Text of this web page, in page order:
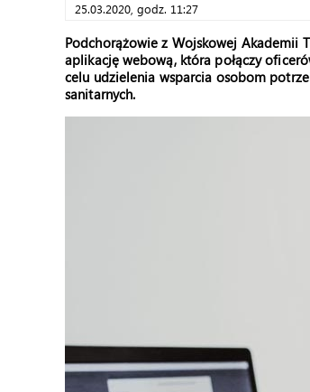
25.03.2020, godz. 11:27
Podchorążowie z Wojskowej Akademii
aplikację webową, która połączy
celu udzielenia wsparcia osobom
sanitarnych.